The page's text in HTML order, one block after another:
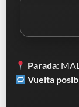
Parada:
Vuelta